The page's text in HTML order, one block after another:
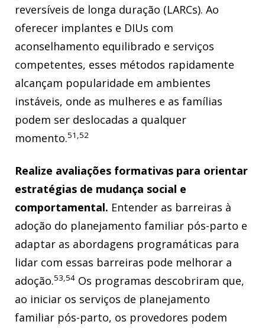
reversíveis de longa duração (LARCs). Ao
oferecer implantes e DIUs com
aconselhamento equilibrado e serviços
competentes, esses métodos rapidamente
alcançam popularidade em ambientes
instáveis, onde as mulheres e as famílias
podem ser deslocadas a qualquer
momento.51,52
Realize avaliações formativas para orientar
estratégias de mudança social e
comportamental. Entender as barreiras à
adoção do planejamento familiar pós-parto e
adaptar as abordagens programáticas para
lidar com essas barreiras pode melhorar a
adoção.53,54 Os programas descobriram que,
ao iniciar os serviços de planejamento
familiar pós-parto, os provedores podem